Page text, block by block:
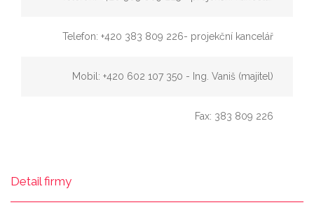
Telefon: +420 383 809 226- projekční kancelář
Mobil: +420 602 107 350 - Ing. Vaniš (majitel)
Fax: 383 809 226
Detail firmy